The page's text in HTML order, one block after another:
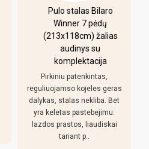
Pulo stalas Bilaro
Winner 7 pėdų
(213x118cm) žalias
audinys su
komplektacija
Pirkiniu patenkintas,
reguliuojamso kojeles geras
dalykas, stalas nekliba. Bet
yra keletas pastebejimu:
lazdos prastos, liaudiskai
tariant p..